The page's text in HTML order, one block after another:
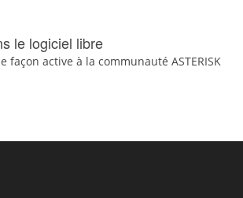
le logiciel libre
façon active à la communauté ASTERISK